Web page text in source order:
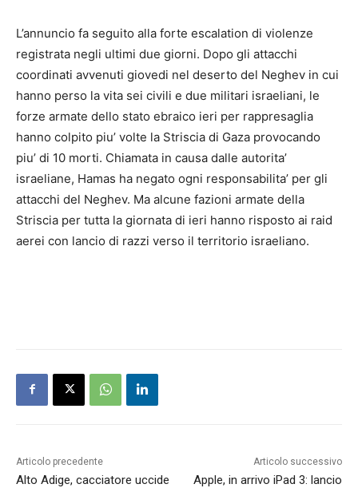
L’annuncio fa seguito alla forte escalation di violenze
registrata negli ultimi due giorni. Dopo gli attacchi
coordinati avvenuti giovedi nel deserto del Neghev in cui
hanno perso la vita sei civili e due militari israeliani, le
forze armate dello stato ebraico ieri per rappresaglia
hanno colpito piu’ volte la Striscia di Gaza provocando
piu’ di 10 morti. Chiamata in causa dalle autorita’
israeliane, Hamas ha negato ogni responsabilita’ per gli
attacchi del Neghev. Ma alcune fazioni armate della
Striscia per tutta la giornata di ieri hanno risposto ai raid
aerei con lancio di razzi verso il territorio israeliano.
Articolo precedente
Alto Adige, cacciatore uccide
Articolo successivo
Apple, in arrivo iPad 3: lancio